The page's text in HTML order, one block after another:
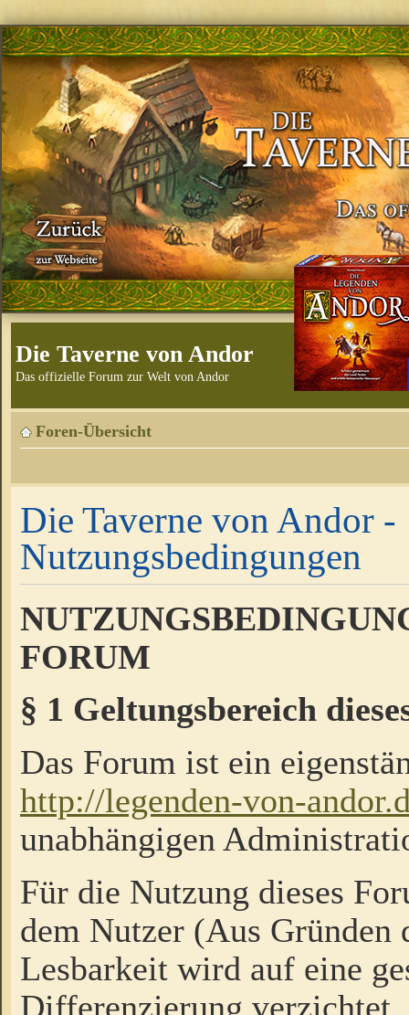
Die Taverne von Andor
Das offizielle Forum zur Welt von Andor
Foren-Übersicht
Die Taverne von Andor -
Nutzungsbedingungen
FORUM
§ 1 Geltungsbereich
Das Forum ist ein
http://legenden-von-
unabhängigen
Für die Nutzung dieses
dem Nutzer (Aus Gründen
Lesbarkeit wird auf eine
Differenzierung